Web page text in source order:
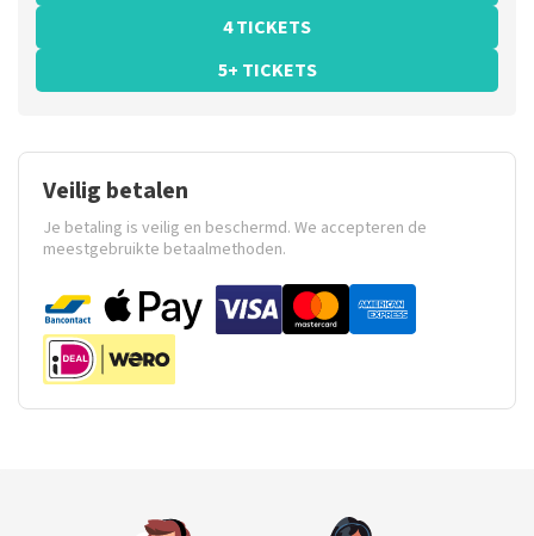
4 TICKETS
5+ TICKETS
Veilig betalen
Je betaling is veilig en beschermd. We accepteren de
meestgebruikte betaalmethoden.